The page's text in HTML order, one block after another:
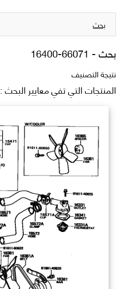
بحث
بحث - 16400-66071
نتيجة التصنيف
المنتجات التي تفي معايير البحث : 16400 66071